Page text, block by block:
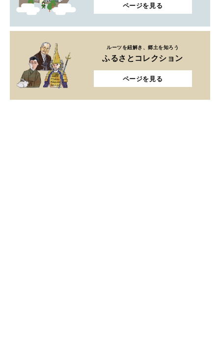
ページを見る
ルーツを紐解き、郷土を知ろう
ふるさとコレクション
ページを見る